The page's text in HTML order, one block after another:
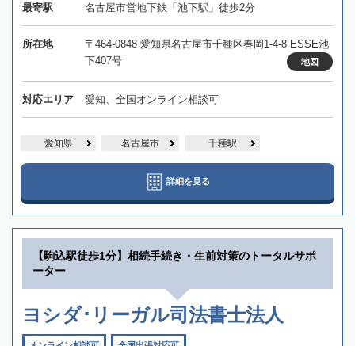
最寄駅 名古屋市営地下鉄「池下駅」徒歩2分
所在地
〒464-0848 愛知県名古屋市千種区春岡1-4-8 ESSE池
下407号
地図
対応エリア 愛知、全国オンライン相談可
愛知県 名古屋市 千種駅
詳細を見る
【駒込駅徒歩1分】相続手続き・生前対策のトータルサポ
ーター
ヨシダ･リーガル司法書士法人